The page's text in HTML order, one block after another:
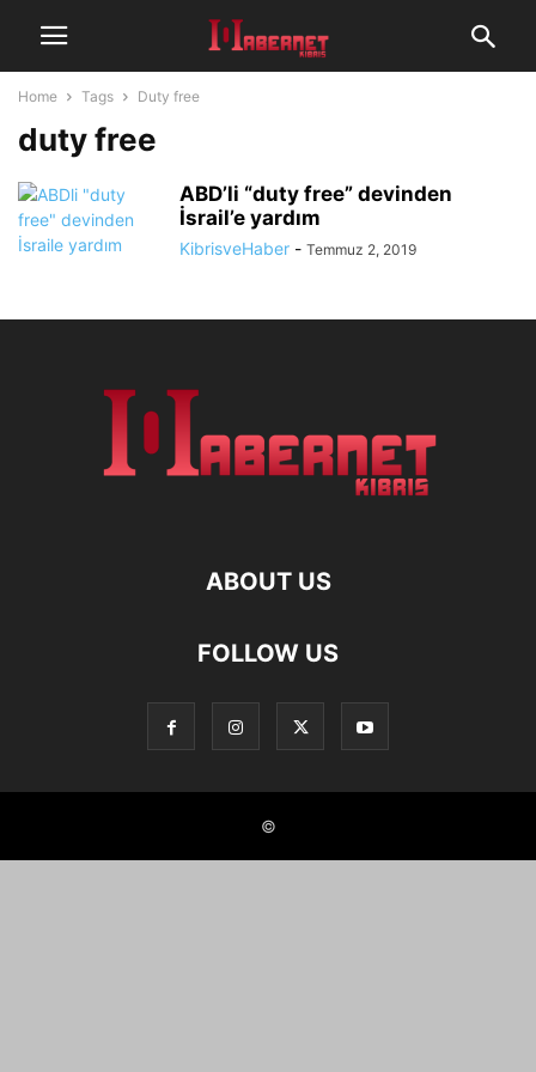
Home Tags Duty free
duty free
ABD’li “duty free” devinden
İsrail’e yardım
KibrisveHaber - Temmuz 2, 2019
ABOUT US
FOLLOW US
©